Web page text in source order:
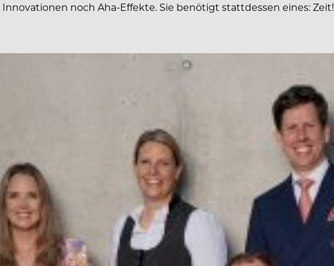
noch Aha-Effekte. Sie benötigt stattdessen eines: Zeit!